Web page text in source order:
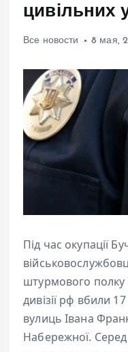
цивільних
Все новости 8 мая,
Під час окупації
штурмового полку
дивізії рф вбили
вулиць Івана
Набережної.